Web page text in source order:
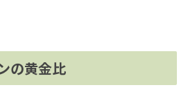
の黄金比